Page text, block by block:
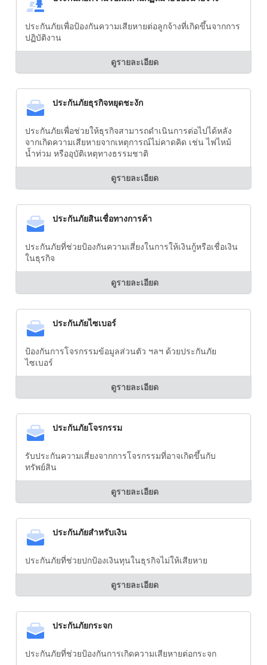
ประกันภัยเพื่อป้องกันความเสียหายต่อลูกจ้างที่เกิดขึ้นจากการ
ปฏิบัติงาน
ดูรายละเอียด
ประกันภัยธุรกิจหยุดชะงัก
ประกันภัยเพื่อช่วยให้ธุรกิจสามารถดำเนินการต่อไปได้หลัง
จากเกิดความเสียหายจากเหตุการณ์ไม่คาดคิด เช่น ไฟไหม้
น้ำท่วม หรืออุบัติเหตุทางธรรมชาติ
ดูรายละเอียด
ประกันภัยสินเชื่อทางการค้า
ประกันภัยที่ช่วยป้องกันความเสี่ยงในการให้เงินกู้หรือเชื่อเงิน
ในธุรกิจ
ดูรายละเอียด
ประกันภัยไซเบอร์
ป้องกันการโจรกรรมข้อมูลส่วนตัว ฯลฯ ด้วยประกันภัย
ไซเบอร์
ดูรายละเอียด
ประกันภัยโจรกรรม
รับประกันความเสี่ยงจากการโจรกรรมที่อาจเกิดขึ้นกับ
ทรัพย์สิน
ดูรายละเอียด
ประกันภัยสำหรับเงิน
ประกันภัยที่ช่วยปกป้องเงินทุนในธุรกิจไม่ให้เสียหาย
ดูรายละเอียด
ประกันภัยกระจก
ประกันภัยที่ช่วยป้องกันการเกิดความเสียหายต่อกระจก